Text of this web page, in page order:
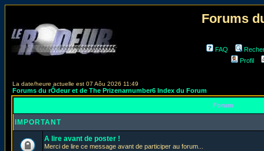
Forums
FAQ
Profil
La date/heure actuelle est 07 Aôu 2026 11:49
Forums du rÔdeur et de The Prizenarnumber6 Index du Forum
Forum
IMPORTANT
A lire avant de poster !
Merci de lire ce message avant de participer au forum...